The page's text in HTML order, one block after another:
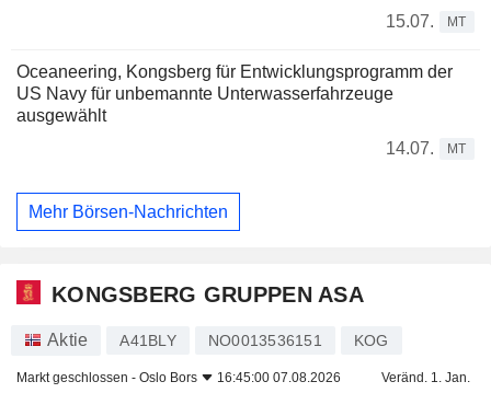
15.07.
MT
Oceaneering, Kongsberg für Entwicklungsprogramm der
US Navy für unbemannte Unterwasserfahrzeuge
ausgewählt
14.07.
MT
Mehr Börsen-Nachrichten
KONGSBERG GRUPPEN ASA
Aktie A41BLY NO0013536151 KOG
Markt geschlossen - Oslo Bors 16:45:00 07.08.2026 Veränd. 1. Jan.